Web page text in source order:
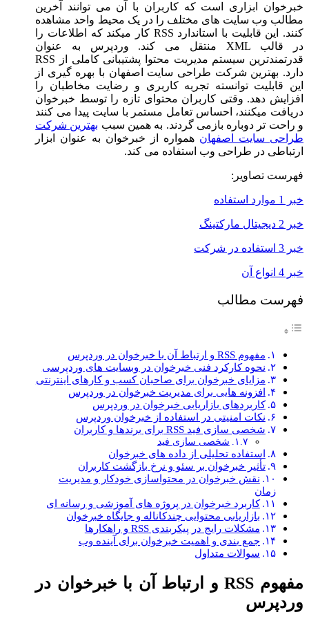
خبرخوان ابزاری است که کاربران با آن می توانند آخرین
مطالب وب سایت های مختلف را در یک محیط واحد مشاهده
کنند. این قابلیت با استاندارد RSS کار میکند که اطلاعات را
در قالب XML منتقل می کند. وردپرس به عنوان
قدرتمندترین سیستم مدیریت محتوا پشتیبانی کاملی از RSS
دارد. بهترین شرکت طراحی سایت اصفهان با بهره گیری از
این قابلیت توانسته تجربه کاربری و رضایت مخاطبان را
افزایش دهد. وقتی کاربران محتوای تازه را توسط خبرخوان
دریافت میکنند، احساس تعامل مستمر با سایت پیدا می کنند
و راحت تر دوباره بازمی گردند. به همین سبب بهترین شرکت
طراحی سایت اصفهان همواره از خبرخوان به عنوان ابزار
ارتباطی در طراحی وب استفاده می کند.
فهرست تصاویر:
خبر 1 موارد استفاده
خبر 2 دیجیتال مارکتینگ
خبر 3 استفاده در شرکت
خبر 4 انواع آن
فهرست مطالب
مفهوم RSS و ارتباط آن با خبرخوان در وردپرس
نحوه کارکرد فنی خبرخوان در وبسایت های وردپرسی
مزایای خبرخوان برای صاحبان کسب و کارهای اینترنتی
افزونه هایی برای مدیریت خبرخوان در وردپرس
کاربردهای بازاریابی خبرخوان در وردپرس
نکات امنیتی در استفاده از خبرخوان وردپرس
شخصی سازی فید RSS برای برندها و کاربران
شخصی سازی فید
استفاده تحلیلی از داده های خبرخوان
تأثیر خبرخوان بر سئو و نرخ بازگشت کاربران
نقش خبرخوان در محتواسازی خودکار و مدیریت
زمان
کاربرد خبرخوان در پروژه های آموزشی و رسانه ای
بازاریابی محتوایی چندکاناله و جایگاه خبرخوان
مشکلات رایج در پیکربندی RSS و راهکارها
جمع بندی و اهمیت خبرخوان برای آینده وب
سوالات متداول
مفهوم RSS و ارتباط آن با خبرخوان در
وردپرس